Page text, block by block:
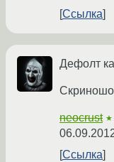
Ссылка
Дефолт
neocrust
Ссылка